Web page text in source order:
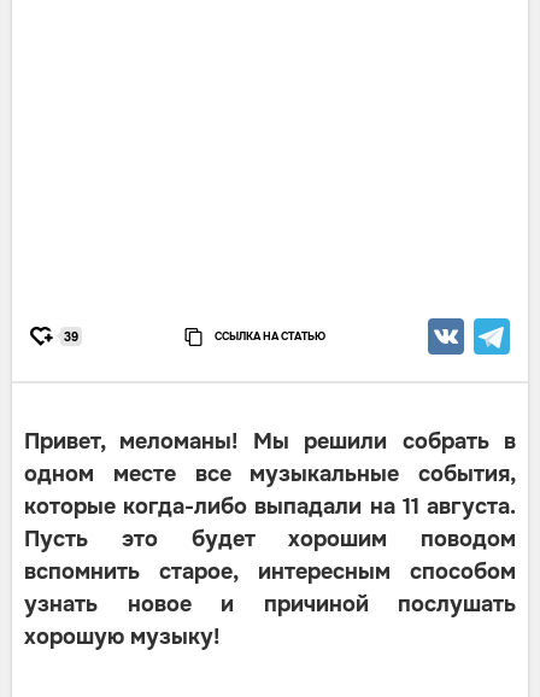
39 ССЫЛКА НА СТАТЬЮ
Привет, меломаны! Мы решили собрать в
одном месте все музыкальные события,
которые когда-либо выпадали на 11 августа.
Пусть это будет хорошим поводом
вспомнить старое, интересным способом
узнать новое и причиной послушать
хорошую музыку!